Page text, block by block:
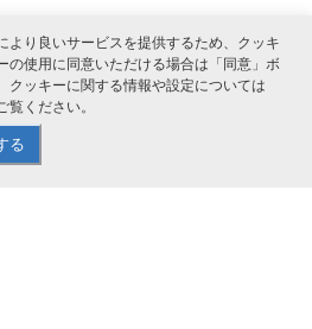
サービス
より良いサービスを提供するため、クッキ
の使用に同意いただける場合は「同意」ボ
クッキーに関する情報や設定については
覧ください。
る